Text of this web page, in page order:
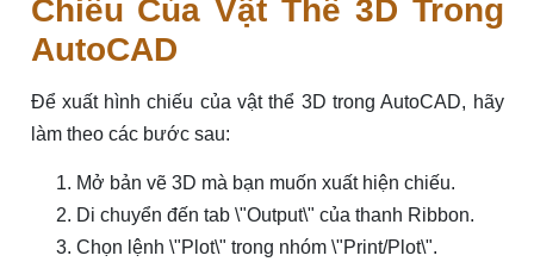
Chiếu Của Vật Thể 3D Trong
AutoCAD
Để xuất hình chiếu của vật thể 3D trong AutoCAD, hãy
làm theo các bước sau:
Mở bản vẽ 3D mà bạn muốn xuất hiện chiếu.
Di chuyển đến tab \"Output\" của thanh Ribbon.
Chọn lệnh \"Plot\" trong nhóm \"Print/Plot\".